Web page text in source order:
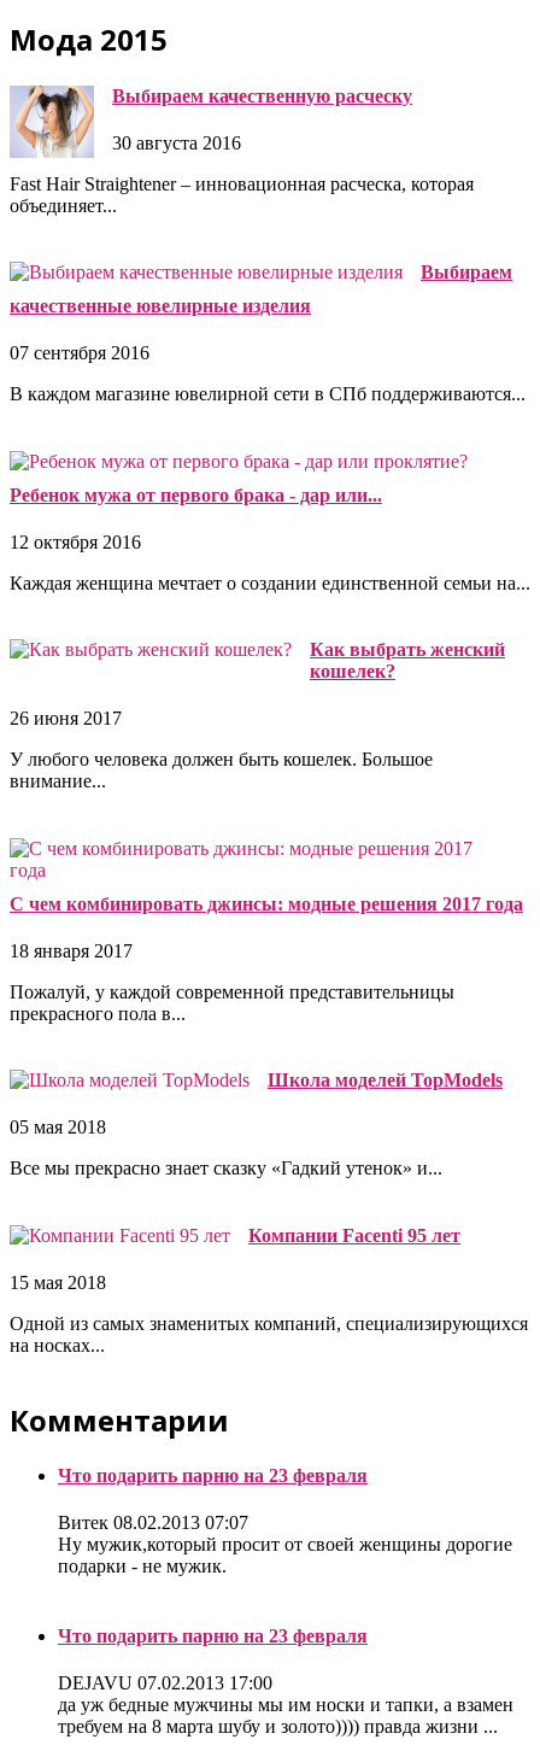
Мода 2015
Выбираем качественную расческу
30 августа 2016
Fast Hair Straightener – инновационная расческа, которая
объединяет...
Выбираем
качественные ювелирные изделия
07 сентября 2016
В каждом магазине ювелирной сети в СПб поддерживаются...
Ребенок мужа от первого брака - дар или...
12 октября 2016
Каждая женщина мечтает о создании единственной семьи на...
Как выбрать женский
кошелек?
26 июня 2017
У любого человека должен быть кошелек. Большое
внимание...
С чем комбинировать джинсы: модные решения 2017 года
18 января 2017
Пожалуй, у каждой современной представительницы
прекрасного пола в...
Школа моделей TopModels
05 мая 2018
Все мы прекрасно знает сказку «Гадкий утенок» и...
Компании Facenti 95 лет
15 мая 2018
Одной из самых знаменитых компаний, специализирующихся
на носках...
Комментарии
Что подарить парню на 23 февраля
Витек 08.02.2013 07:07
Ну мужик,который просит от своей женщины дорогие
подарки - не мужик.
Что подарить парню на 23 февраля
DEJAVU 07.02.2013 17:00
да уж бедные мужчины мы им носки и тапки, а взамен
требуем на 8 марта шубу и золото)))) правда жизни ...